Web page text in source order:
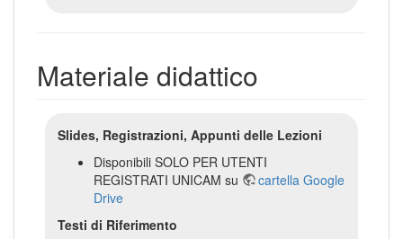
Materiale didattico
Slides, Registrazioni, Appunti delle Lezioni
Disponibili SOLO PER UTENTI
REGISTRATI UNICAM su
cartella Google
Drive
Testi di Riferimento